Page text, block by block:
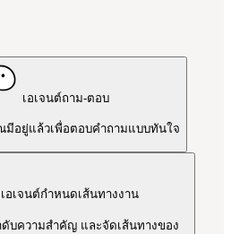
เอเจนต์ถาม-ตอบ
อยู่แล้วเพื่อตอบคำถามแบบทันใจ
เอเจนต์กำหนดเส้นทางงาน
บความสำคัญ และจัดเส้นทางของ